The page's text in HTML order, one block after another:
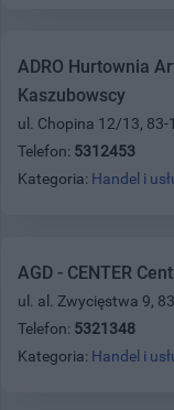
ADRO Hurtownia
Kaszubowscy
ul. Chopina 12/13, 83-
Telefon: 5312453
Kategoria: Handel i
AGD - CENTER
ul. al. Zwycięstwa 9,
Telefon: 5321348
Kategoria: Handel i